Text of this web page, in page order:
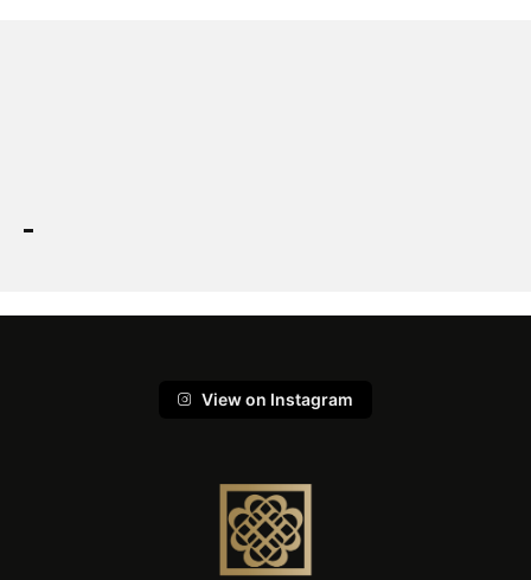
View on Instagram